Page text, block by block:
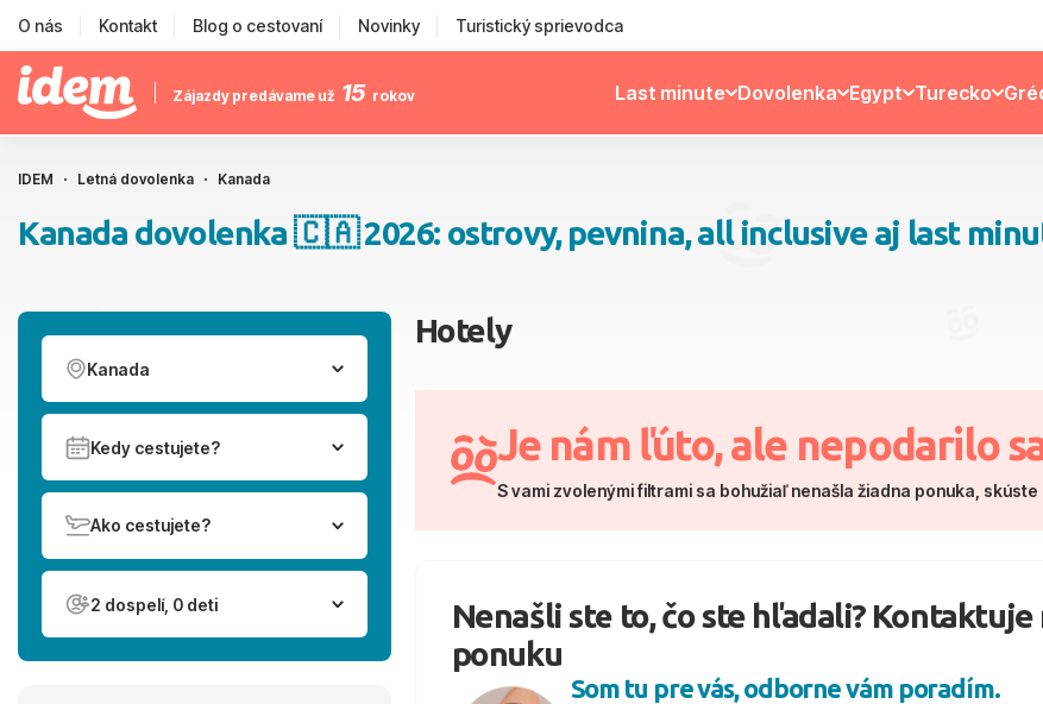
O nás Kontakt Blog o cestovaní Novinky Turistický sprievodca
Zájazdy predávame už 15 rokov Last minute Dovolenka Egypt Turecko
IDEM Letná dovolenka Kanada
Kanada dovolenka 🇨🇦 2026: ostrovy, pevnina, all inclusive aj last
Kanada
Kedy cestujete?
Ako cestujete?
2 dospelí, 0 deti
Hotely
Je nám ľúto, ale nepodarilo
S vami zvolenými filtrami sa bohužiaľ nenašla žiadna ponuka,
Nenašli ste to, čo ste hľadali?
ponuku
Som tu pre vás, odborne vám poradím.